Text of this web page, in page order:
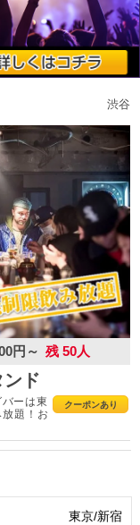
渋谷
円～ 残 50人
ド
クーポンあり
ーは東
題！お
東京/新宿